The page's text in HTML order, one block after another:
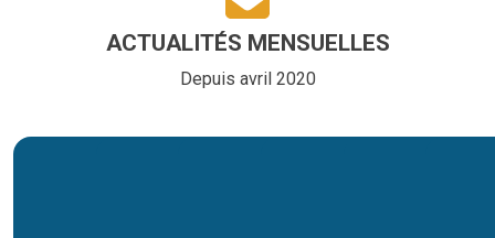
ACTUALITÉS MENSUELLES
Depuis avril 2020